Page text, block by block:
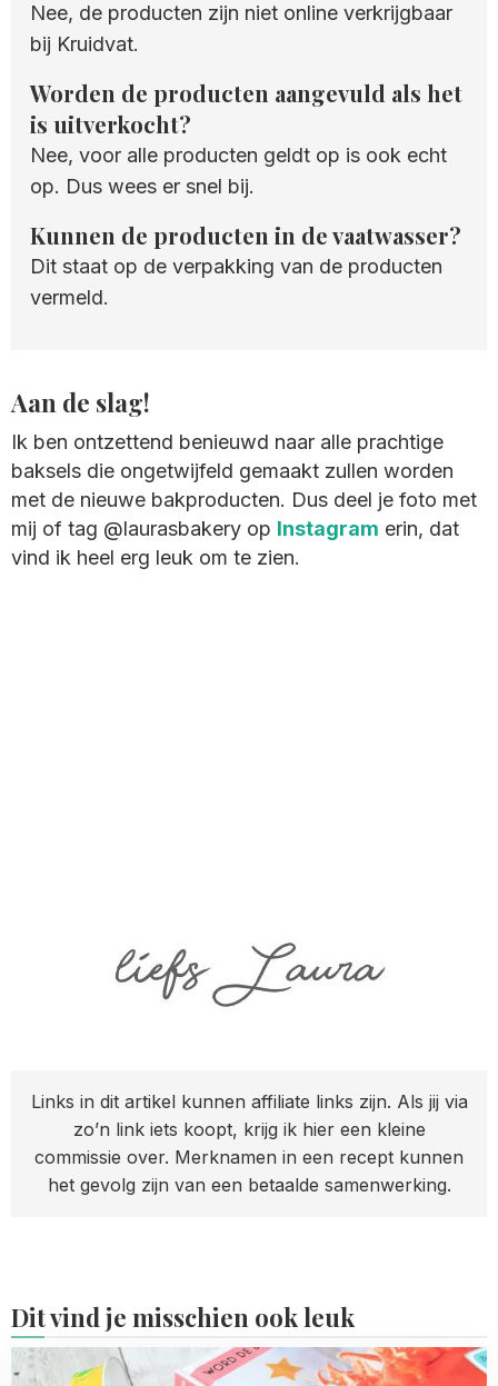
Nee, de producten zijn niet online verkrijgbaar
bij Kruidvat.
Worden de producten aangevuld als het
is uitverkocht?
Nee, voor alle producten geldt op is ook echt
op. Dus wees er snel bij.
Kunnen de producten in de vaatwasser?
Dit staat op de verpakking van de producten
vermeld.
Aan de slag!
Ik ben ontzettend benieuwd naar alle prachtige
baksels die ongetwijfeld gemaakt zullen worden
met de nieuwe bakproducten. Dus deel je foto met
mij of tag @laurasbakery op Instagram erin, dat
vind ik heel erg leuk om te zien.
Links in dit artikel kunnen affiliate links zijn. Als jij via
zo’n link iets koopt, krijg ik hier een kleine
commissie over. Merknamen in een recept kunnen
het gevolg zijn van een betaalde samenwerking.
Dit vind je misschien ook leuk
Read